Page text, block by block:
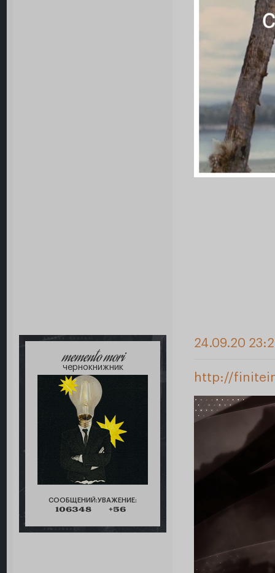
memento mori
чернокнижник
СООБЩЕНИЙ:
106348
УВАЖЕНИЕ:
+56
24.09.20
http://